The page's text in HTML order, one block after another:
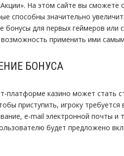
На этом сайте вы сможете
способны значительно
бонусы для первых геймеров
возможность применить ими
БОНУСА
платформе казино может стать
приступить, игроку требуется
e-mail электронной почты
будет предложено